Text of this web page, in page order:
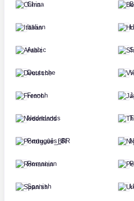
China
Italian
Arabic
Deutsche
French
Nederlands
Português_BR
Romanian
Spanish